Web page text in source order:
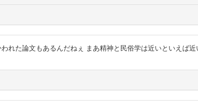
れた論文もあるんだねぇ まあ精神と民俗学は近いといえば